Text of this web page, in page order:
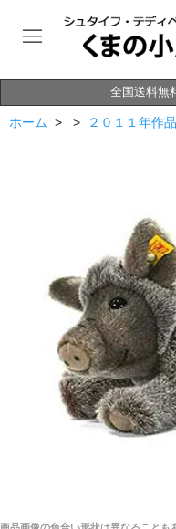
全国送料無
ホーム > > ２０１１年作品